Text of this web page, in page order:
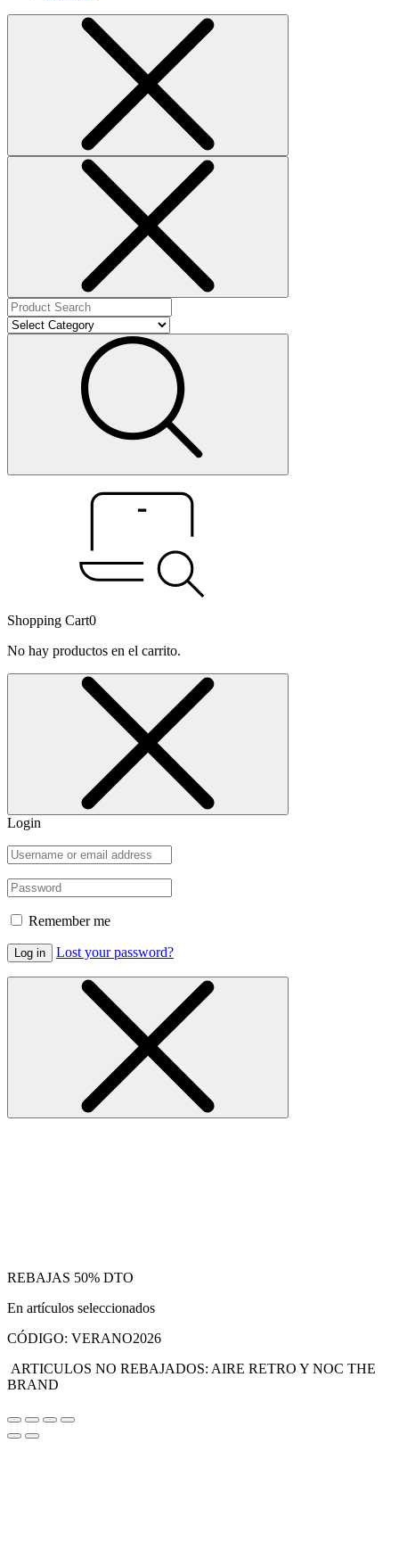
Shopping Cart0
No hay productos en el carrito.
Login
Remember me
Log in Lost your password?
REBAJAS 50% DTO
En artículos seleccionados
CÓDIGO: VERANO2026
ARTICULOS NO REBAJADOS: AIRE RETRO Y NOC THE
BRAND